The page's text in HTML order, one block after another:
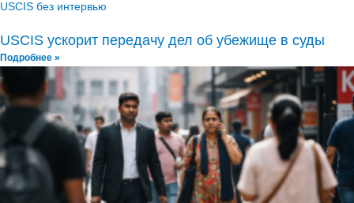
USCIS ускорит передачу дел об убежище в суды
Подробнее »